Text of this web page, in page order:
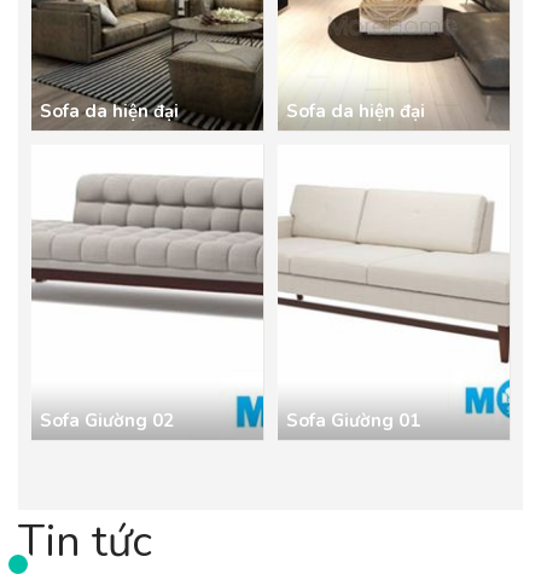
Sofa da hiện đại Sofa da hiện đại
Sofa Giường 02 Sofa Giường 01
Tin tức